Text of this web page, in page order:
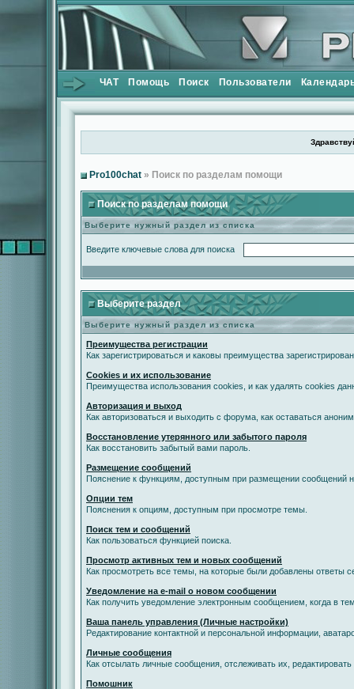
ЧАТ Помощь Поиск Пользователи
Pro100chat » Поиск по разделам помощи
Поиск по разделам помощи
Выберите нужный раздел из списка
Введите ключевые слова для поиска
Выберите раздел
Выберите нужный раздел из списка
Преимущества регистрации
Как зарегистрироваться и каковы преимущества
Cookies и их использование
Преимущества использования cookies, и как удалять cookies
Авторизация и выход
Как авторизоваться и выходить с форума, как оставаться
Восстановление утерянного или забытого пароля
Как восстановить забытый вами пароль.
Размещение сообщений
Пояснение к функциям, доступным при размещении сообщений
Опции тем
Пояснения к опциям, доступным при просмотре темы.
Поиск тем и сообщений
Как пользоваться функцией поиска.
Просмотр активных тем и новых сообщений
Как просмотреть все темы, на которые были добавлены ответы
Уведомление на е-mail о новом сообщении
Как получить уведомление электронным сообщением, когда в
Ваша панель управления (Личные настройки)
Редактирование контактной и персональной информации,
Личные сообщения
Как отсылать личные сообщения, отслеживать их,
Помошник